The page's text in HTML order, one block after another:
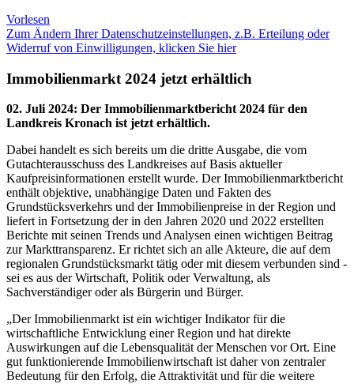
Vorlesen
Zum Ändern Ihrer Datenschutzeinstellungen, z.B. Erteilung oder
Widerruf von Einwilligungen, klicken Sie hier
Immobilienmarkt 2024 jetzt erhältlich
02. Juli 2024: Der Immobilienmarktbericht 2024 für den
Landkreis Kronach ist jetzt erhältlich.
Dabei handelt es sich bereits um die dritte Ausgabe, die vom
Gutachterausschuss des Landkreises auf Basis aktueller
Kaufpreisinformationen erstellt wurde. Der Immobilienmarktbericht
enthält objektive, unabhängige Daten und Fakten des
Grundstücksverkehrs und der Immobilienpreise in der Region und
liefert in Fortsetzung der in den Jahren 2020 und 2022 erstellten
Berichte mit seinen Trends und Analysen einen wichtigen Beitrag
zur Markttransparenz. Er richtet sich an alle Akteure, die auf dem
regionalen Grundstücksmarkt tätig oder mit diesem verbunden sind -
sei es aus der Wirtschaft, Politik oder Verwaltung, als
Sachverständiger oder als Bürgerin und Bürger.
„Der Immobilienmarkt ist ein wichtiger Indikator für die
wirtschaftliche Entwicklung einer Region und hat direkte
Auswirkungen auf die Lebensqualität der Menschen vor Ort. Eine
gut funktionierende Immobilienwirtschaft ist daher von zentraler
Bedeutung für den Erfolg, die Attraktivität und für die weitere